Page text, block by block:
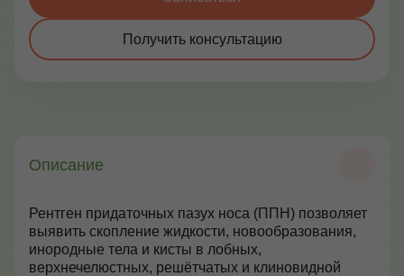
Контакты
Оплата онлайн
Записаться сейчас
Описание
Рентген придаточных пазух носа (ППН) позволяет
выявить скопление жидкости, новообразования,
инородные тела и кисты в лобных,
верхнечелюстных, решётчатых и клиновидной
Получить консультацию